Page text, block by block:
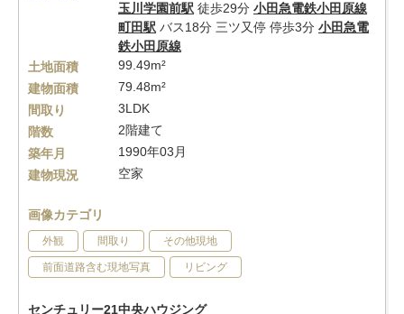
玉川学園前駅 徒歩29分 小田急電鉄小田原線
町田駅 バス18分 三ツ又停 停歩3分 小田急電
鉄小田原線
土地面積
99.49m²
建物面積
79.48m²
間取り
3LDK
階数
2階建て
築年月
1990年03月
建物現況
空家
画像カテゴリ
外観 間取り その他現地
前面道路含む現地写真 リビング
センチュリー21中央ハウジング